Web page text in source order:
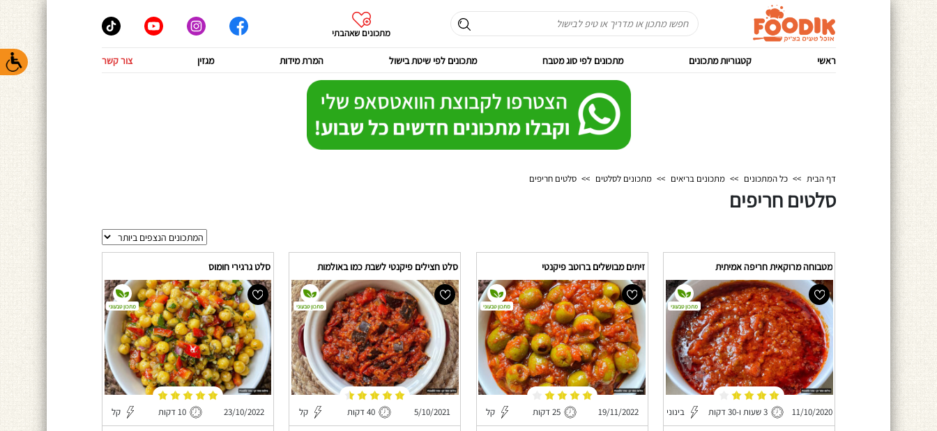
מתכונים שאהבתי
ראשי קטגוריות מתכונים מתכונים לפי סוג מטבח מתכונים לפי שיטת בישול המרת מידות מגזין צור קשר
דף הבית >> כל המתכונים >> מתכונים בריאים >> מתכונים לסלטים >> סלטים חריפים
סלטים חריפים
מטבוחה מרוקאית חריפה אמיתית
11/10/2020 3 שעות ו-30 דקות בינוני
מתכון טבעוני
זיתים מבושלים ברוטב פיקנטי
19/11/2022 25 דקות קל
מתכון טבעוני
סלט חצילים פיקנטי לשבת כמו באולמות
5/10/2021 40 דקות קל
מתכון טבעוני
סלט גרגירי חומוס
23/10/2022 10 דקות קל
מתכון טבעוני